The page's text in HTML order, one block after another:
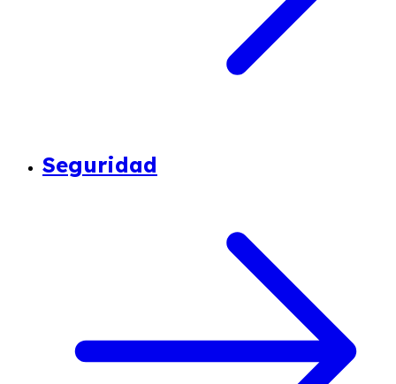
Seguridad